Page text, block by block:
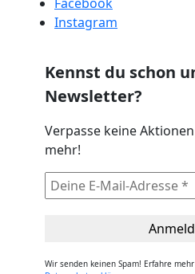
Instagram
Kennst du schon
Newsletter?
Verpasse keine
mehr!
Wir senden keinen Spam! Erfahre